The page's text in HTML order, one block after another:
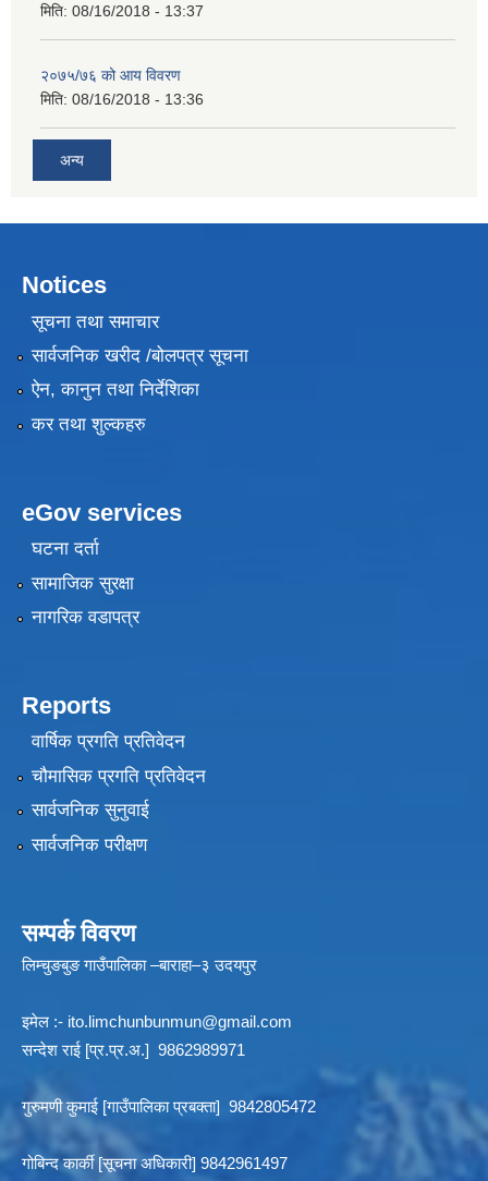
मिति: 08/16/2018 - 13:37
२०७५/७६ को आय विवरण
मिति: 08/16/2018 - 13:36
अन्य
Notices
सूचना तथा समाचार
सार्वजनिक खरीद /बोलपत्र सूचना
ऐन, कानुन तथा निर्देशिका
कर तथा शुल्कहरु
eGov services
घटना दर्ता
सामाजिक सुरक्षा
नागरिक वडापत्र
Reports
वार्षिक प्रगति प्रतिवेदन
चौमासिक प्रगति प्रतिवेदन
सार्वजनिक सुनुवाई
सार्वजनिक परीक्षण
सम्पर्क विवरण
लिम्चुङबुङ गाउँपालिका –बाराहा–३ उदयपुर
इमेल :- ito.limchunbunmun@gmail.com
सन्देश राई [प्र.प्र.अ.] 9862989971
गुरुमणी कुमाई [गाउँपालिका प्रबक्ता] 9842805472
गोबिन्द कार्की [सूचना अधिकारी] 9842961497